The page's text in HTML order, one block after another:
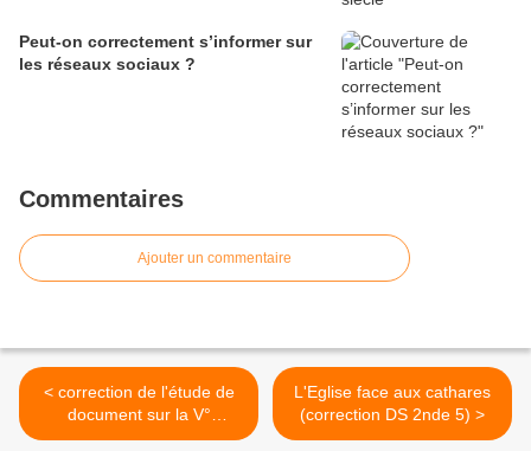
Peut-on correctement s’informer sur
les réseaux sociaux ?
Commentaires
Ajouter un commentaire
< correction de l'étude de
document sur la V°
République (Bac Blanc)
L'Eglise face aux cathares
(correction DS 2nde 5) >